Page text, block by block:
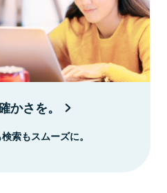
かさを。
索もスムーズに。